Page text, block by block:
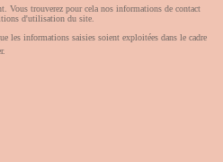
Vous trouverez pour cela nos informations de contact
d'utilisation du site.
les informations saisies soient exploitées dans le cadre